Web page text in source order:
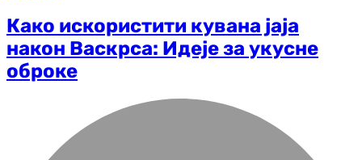
Како искористити кувана јаја
након Васкрса: Идеје за укусне
оброке